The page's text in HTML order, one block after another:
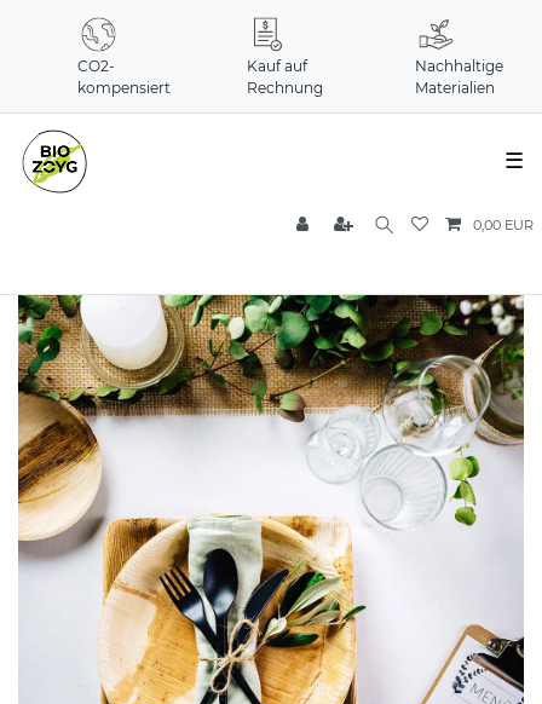
CO2-
kompensiert
Kauf auf
Rechnung
Nachhaltige
Materialien
☰
0,00 EUR